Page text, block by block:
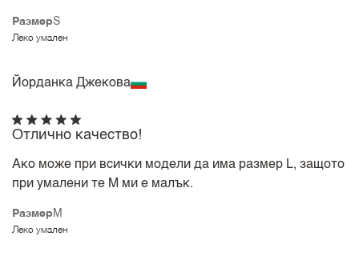
РазмерS
Леко умален
Йорданка Джекова
Размер M
Леко умален
Отлично качество!
Ако може при всички модели да има размер L, защото
при умалени те М ми е малък.